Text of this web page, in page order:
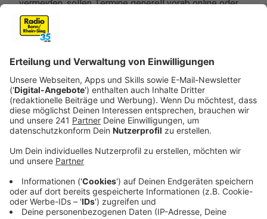
vermeiden, sollen Termine generell vorab online oder
per Telefon gebucht werden können. Experten
empfehlen für Zentren meist Impfstraßen als
Einbahnstraßen, um Patienten von Station zu Station
zu lotsen - von der Anmeldung, wo die
Impfberechtigung geprüft wird und man einen
Aufklärungsbogen bekommen kann, bis zu einer Zone,
wo man nach dem Impfen noch etwas bleiben kann.
Gebraucht werden auch Wartebereiche, Räume für
Arztgespräche und die eigentliche Impfung. Die Planer
schauen dann, wie lange ein normaler Durchlauf dauert
- in Husum in Schleswig-Holstein sind es zum Beispiel
etwa 45 Minuten.
Anzeige